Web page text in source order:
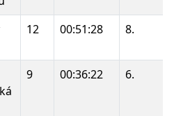
12 00:51:28 8.
9 00:36:22 6.